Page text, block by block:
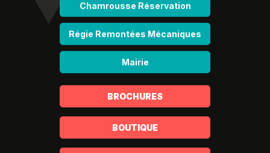
Chamrousse Réservation
Régie Remontées Mécaniques
Mairie
BROCHURES
BOUTIQUE